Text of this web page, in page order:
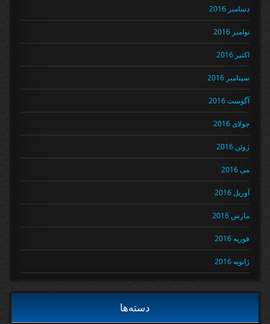
دسامبر 2016
نوامبر 2016
اکتبر 2016
سپتامبر 2016
آگوست 2016
جولای 2016
ژوئن 2016
می 2016
آوریل 2016
مارس 2016
فوریه 2016
ژانویه 2016
دسته‌ها